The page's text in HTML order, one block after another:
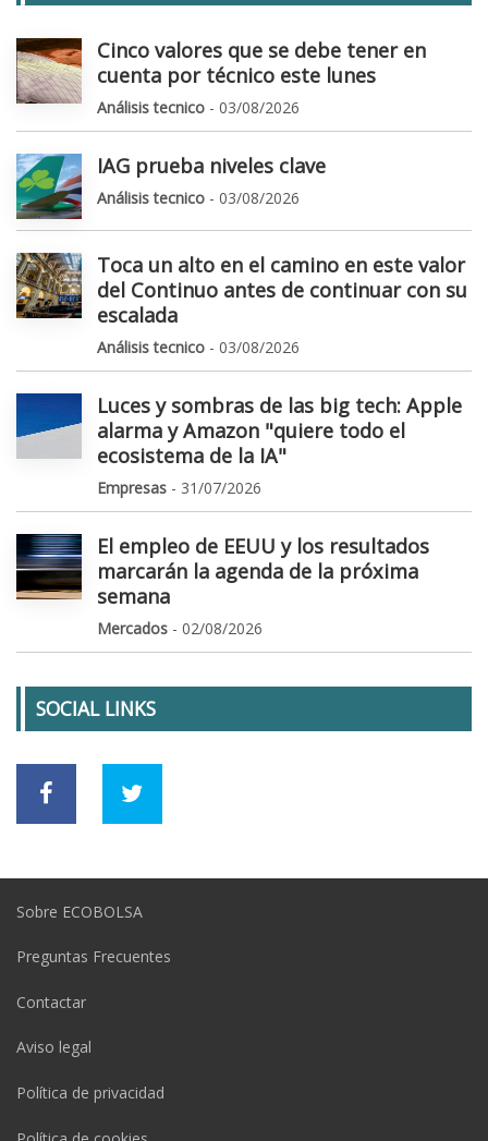
Cinco valores que se debe tener en
cuenta por técnico este lunes
Análisis tecnico - 03/08/2026
IAG prueba niveles clave
Análisis tecnico - 03/08/2026
Toca un alto en el camino en este valor
del Continuo antes de continuar con su
escalada
Análisis tecnico - 03/08/2026
Luces y sombras de las big tech: Apple
alarma y Amazon "quiere todo el
ecosistema de la IA"
Empresas - 31/07/2026
El empleo de EEUU y los resultados
marcarán la agenda de la próxima
semana
Mercados - 02/08/2026
SOCIAL LINKS
Sobre ECOBOLSA
Preguntas Frecuentes
Contactar
Aviso legal
Política de privacidad